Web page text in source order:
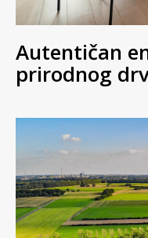
Autentičan
prirodnog